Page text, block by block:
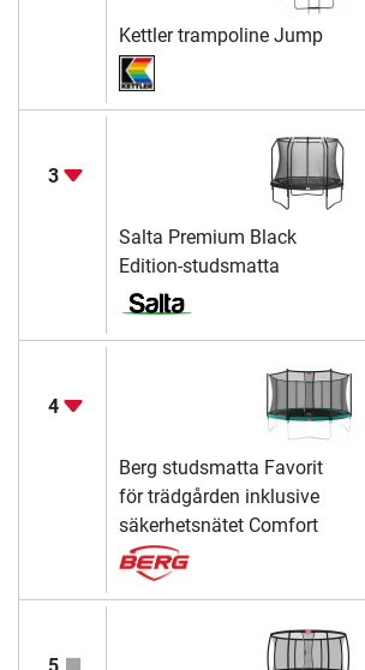
Kettler trampoline Jump
3
Salta Premium Black
Edition-studsmatta
4
Berg studsmatta Favorit
för trädgården inklusive
säkerhetsnätet Comfort